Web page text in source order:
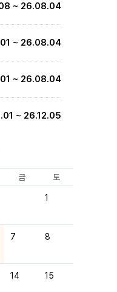
~ 26.08.04
~ 26.08.04
~ 26.08.04
~ 26.12.05
금 토
1
7 8
14 15